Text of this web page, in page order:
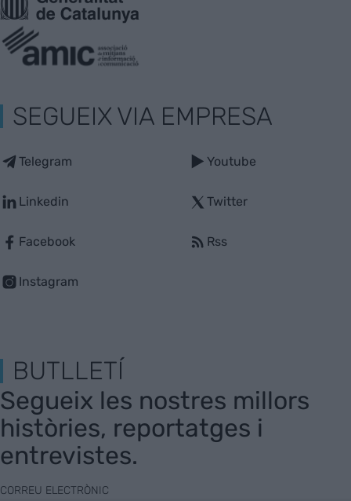
SEGUEIX VIA EMPRESA
Telegram
Linkedin
Facebook
Instagram
Youtube
Twitter
Rss
BUTLLETÍ
Segueix les nostres millors
històries, reportatges i
entrevistes.
CORREU ELECTRÒNIC